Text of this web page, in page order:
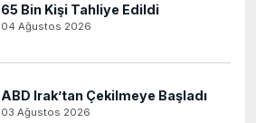
65 Bin Kişi Tahliye Edildi
04 Ağustos 2026
ABD Irak’tan Çekilmeye Başladı
03 Ağustos 2026